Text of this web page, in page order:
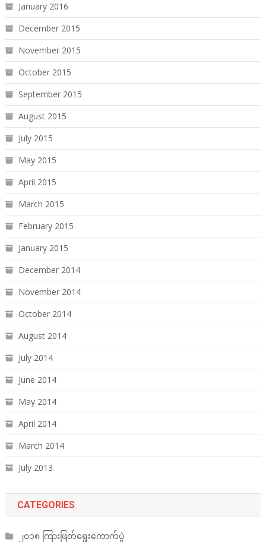
January 2016
December 2015
November 2015
October 2015
September 2015
August 2015
July 2015
May 2015
April 2015
March 2015
February 2015
January 2015
December 2014
November 2014
October 2014
August 2014
July 2014
June 2014
May 2014
April 2014
March 2014
July 2013
CATEGORIES
၂၀၁၈ ကြားဖြတ်ရွေးကောက်ပွဲ